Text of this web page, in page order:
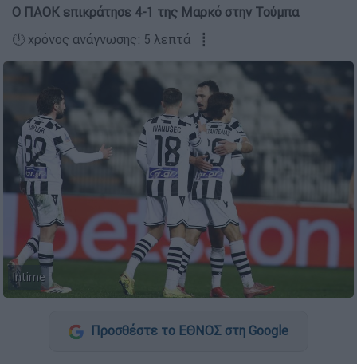
Ο ΠΑΟΚ επικράτησε 4-1 της Μαρκό στην Τούμπα
🕛 χρόνος ανάγνωσης: 5 λεπτά ┋
Intime
Προσθέστε το ΕΘΝΟΣ στη Google